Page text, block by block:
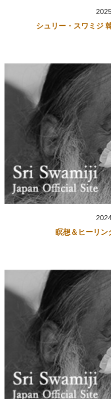
シュリー・スワミジ
瞑想＆ヒーリ